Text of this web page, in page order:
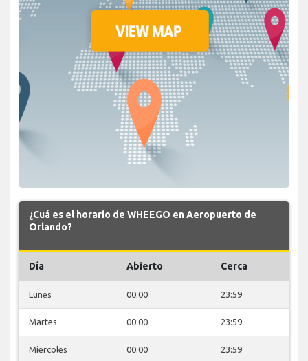
¿Cuá es el horario de WHEEGO en Aeropuerto de
Orlando?
Día Abierto Cerca
Lunes 00:00 23:59
Martes 00:00 23:59
Miercoles 00:00 23:59